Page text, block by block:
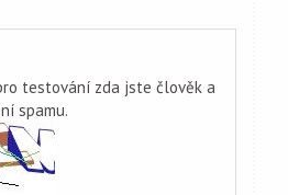
testování zda jste člověk a
spamu.